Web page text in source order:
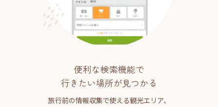
便利な検索機能で
行きたい場所が見つかる
旅行前の情報収集で使える観光エリア、